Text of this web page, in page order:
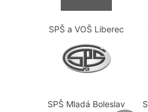
SPŠ a VOŠ Liberec
SPŠ Mladá Boleslav